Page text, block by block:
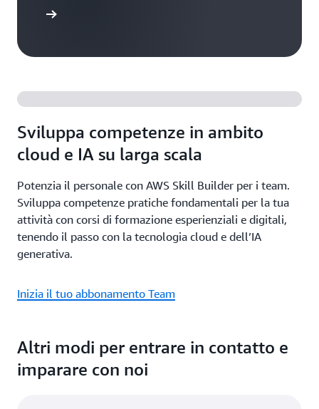
Sviluppa competenze in ambito
cloud e IA su larga scala
Potenzia il personale con AWS Skill Builder per i team.
Sviluppa competenze pratiche fondamentali per la tua
attività con corsi di formazione esperienziali e digitali,
tenendo il passo con la tecnologia cloud e dell’IA
generativa.
Inizia il tuo abbonamento Team
Altri modi per entrare in contatto e
imparare con noi